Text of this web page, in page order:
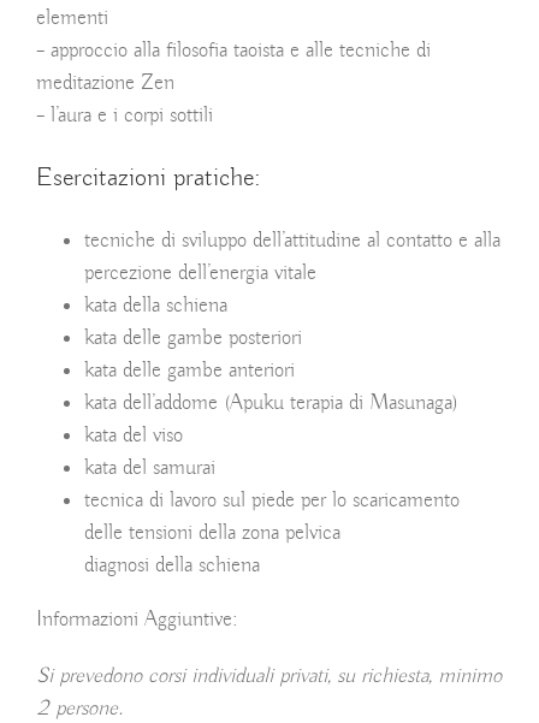
elementi
– approccio alla filosofia taoista e alle tecniche di
meditazione Zen
– l’aura e i corpi sottili
Esercitazioni pratiche:
tecniche di sviluppo dell’attitudine al contatto e alla
percezione dell’energia vitale
kata della schiena
kata delle gambe posteriori
kata delle gambe anteriori
kata dell’addome (Apuku terapia di Masunaga)
kata del viso
kata del samurai
tecnica di lavoro sul piede per lo scaricamento
delle tensioni della zona pelvica
diagnosi della schiena
Informazioni Aggiuntive:
Si prevedono corsi individuali privati, su richiesta, minimo
2 persone.